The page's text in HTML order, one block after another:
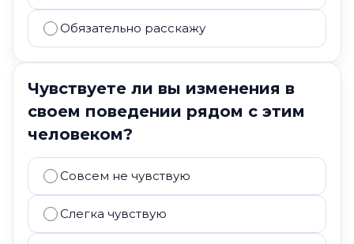
Обязательно расскажу
Чувствуете ли вы изменения в
своем поведении рядом с этим
человеком?
Совсем не чувствую
Слегка чувствую